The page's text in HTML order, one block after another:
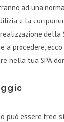
ad una
e la
della
a procedere,
nella tua SPA
può essere free